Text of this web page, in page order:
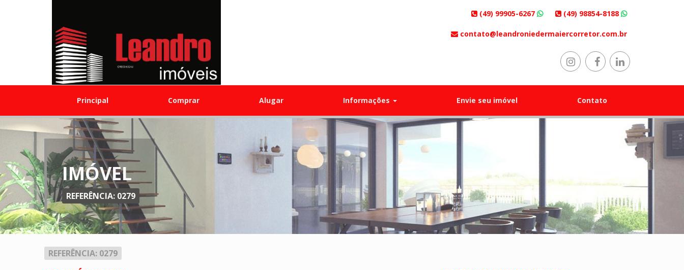
(49) 99905-6267 (49) 98854-8188
contato@leandroniedermaiercorretor.com.br
Principal Comprar Alugar Informações Envie seu imóvel Contato
IMÓVEL
REFERÊNCIA: 0279
REFERÊNCIA: 0279